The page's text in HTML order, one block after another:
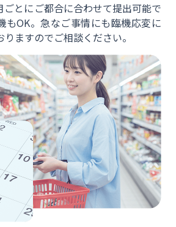
ごとにご都合に合わせて提出可能で
もOK。急なご事情にも臨機応変に
ますのでご相談ください。